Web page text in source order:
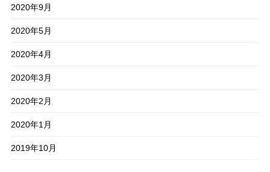
2020年9月
2020年5月
2020年4月
2020年3月
2020年2月
2020年1月
2019年10月